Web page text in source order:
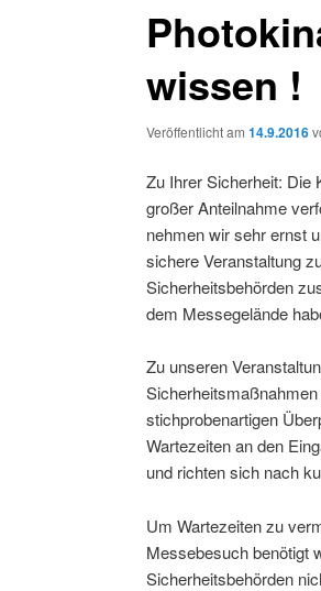
wissen !
Veröffentlicht am 14.9.2016
Zu Ihrer Sicherheit: Die
großer Anteilnahme
nehmen wir sehr ernst
sichere Veranstaltung
Sicherheitsbehörden
dem Messegelände
Zu unseren
stichprobenartigen
Wartezeiten an den
und richten sich nach
Um Wartezeiten zu
Messebesuch benötigt
Sicherheitsbehörden